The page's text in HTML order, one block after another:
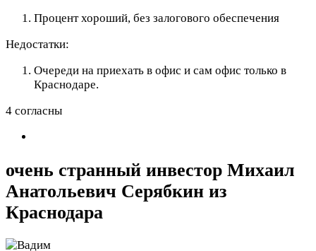
Процент хороший, без залогового обеспечения
Недостатки:
Очереди на приехать в офис и сам офис только в
Краснодаре.
4 согласны
очень странный инвестор Михаил
Анатольевич Серябкин из
Краснодара